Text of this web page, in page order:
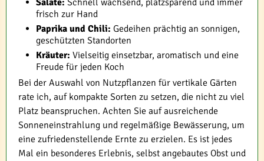
Salate: Schnell wachsend, platzsparend und immer
frisch zur Hand
Paprika und Chili: Gedeihen prächtig an sonnigen,
geschützten Standorten
Kräuter: Vielseitig einsetzbar, aromatisch und eine
Freude für jeden Koch
Bei der Auswahl von Nutzpflanzen für vertikale Gärten
rate ich, auf kompakte Sorten zu setzen, die nicht zu viel
Platz beanspruchen. Achten Sie auf ausreichende
Sonneneinstrahlung und regelmäßige Bewässerung, um
eine zufriedenstellende Ernte zu erzielen. Es ist jedes
Mal ein besonderes Erlebnis, selbst angebautes Obst und